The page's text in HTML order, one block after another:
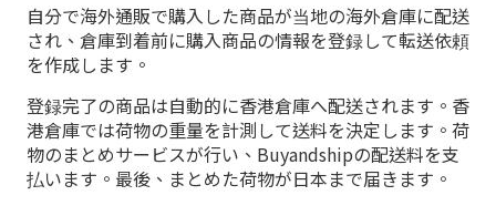
自分で海外通販で購入した商品が当地の海外倉庫に配送
され、倉庫到着前に購入商品の情報を登録して転送依頼
を作成します。
登録完了の商品は自動的に香港倉庫へ配送されます。香
港倉庫では荷物の重量を計測して送料を決定します。荷
物のまとめサービスが行い、Buyandshipの配送料を支
払います。最後、まとめた荷物が日本まで届きます。